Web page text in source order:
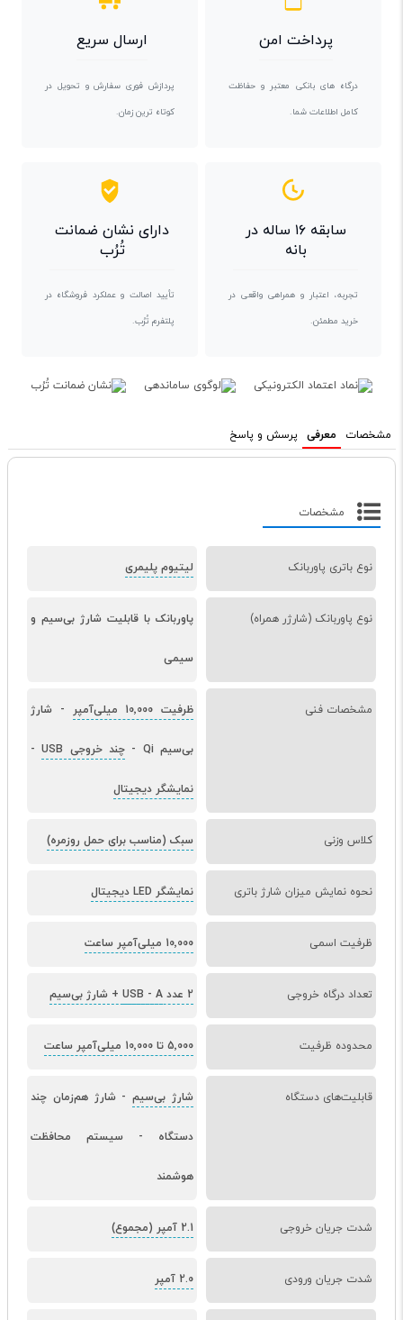
پرداخت امن
درگاه های بانکی معتبر و حفاظت
کامل اطلاعات شما.
ارسال سریع
پردازش فوری سفارش و تحویل در
کوتاه ترین زمان.
سابقه ۱۶ ساله در
بانه
تجربه، اعتبار و همراهی واقعی در
خرید مطمئن.
دارای نشان ضمانت
تُرُب
تأیید اصالت و عملکرد فروشگاه در
پلتفرم تُرُب.
مشخصات معرفی پرسش و پاسخ
مشخصات
نوع باتری پاوربانک لیتیوم پلیمری
نوع پاوربانک (شارژر همراه) پاوربانک با قابلیت شارژ بی‌سیم و
سیمی
مشخصات فنی ظرفیت 10٬000 میلی‌آمپر - شارژ
بی‌سیم Qi - چند خروجی USB -
نمایشگر دیجیتال
کلاس وزنی سبک (مناسب برای حمل روزمره)
نحوه نمایش میزان شارژ باتری نمایشگر LED دیجیتال
ظرفیت اسمی 10٬000 میلی‌آمپر ساعت
تعداد درگاه خروجی 2 عدد USB - A + شارژ بی‌سیم
محدوده ظرفیت 5٬000 تا 10٬000 میلی‌آمپر ساعت
قابلیت‌های دستگاه شارژ بی‌سیم-شارژ هم‌زمان چند
دستگاه - سیستم محافظت
هوشمند
شدت جریان خروجی 2.1 آمپر (مجموع)
شدت جریان ورودی 2.0 آمپر